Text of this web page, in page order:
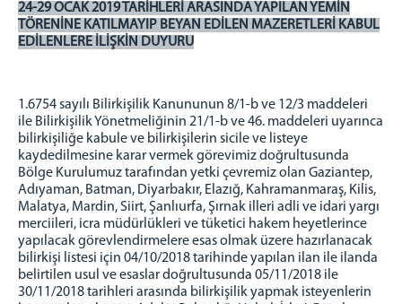
Mevzuat
Kanunlar
Ceza Muhakemesi Kanunu
Türk Ceza Kanunu
İdari Yargılama Usülü Kanunu
İcra ve İflas Kanunu
Adli Tıp Kurumu Kanunu
Yükseköğretim Kanunu
Yönetmelikler
Bilirkişilik Yönetmeliği
24-29 OCAK 2019 TARİHLERİ ARASINDA YAPILAN YEMİN
TÖRENİNE KATILMAYIP BEYAN EDİLEN MAZERETLERİ KABUL
EDİLENLERE İLİŞKİN DUYURU
1.6754 sayılı Bilirkişilik Kanununun 8/1-b ve 12/3 maddeleri
ile Bilirkişilik Yönetmeliğinin 21/1-b ve 46. maddeleri uyarınca
bilirkişiliğe kabule ve bilirkişilerin sicile ve listeye
kaydedilmesine karar vermek görevimiz doğrultusunda
Bölge Kurulumuz tarafından yetki çevremiz olan Gaziantep,
Adıyaman, Batman, Diyarbakır, Elazığ, Kahramanmaraş, Kilis,
Malatya, Mardin, Siirt, Şanlıurfa, Şırnak illeri adli ve idari yargı
merciileri, icra müdürlükleri ve tüketici hakem heyetlerince
yapılacak görevlendirmelere esas olmak üzere hazırlanacak
bilirkişi listesi için 04/10/2018 tarihinde yapılan ilan ile ilanda
belirtilen usul ve esaslar doğrultusunda 05/11/2018 ile
30/11/2018 tarihleri arasında bilirkişilik yapmak isteyenlerin